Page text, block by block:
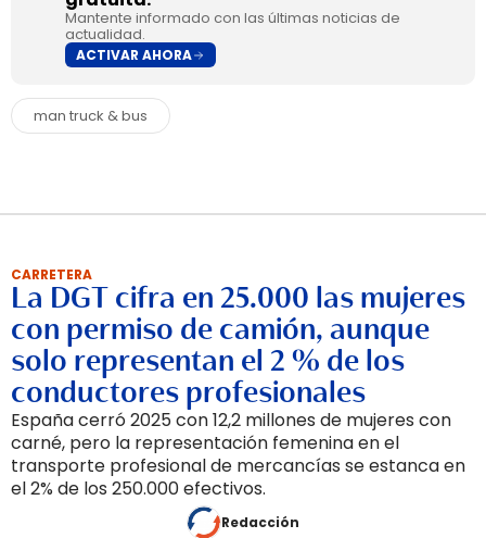
Mantente informado con las últimas noticias de
actualidad.
ACTIVAR AHORA
man truck & bus
CARRETERA
La DGT cifra en 25.000 las mujeres
con permiso de camión, aunque
solo representan el 2 % de los
conductores profesionales
España cerró 2025 con 12,2 millones de mujeres con
carné, pero la representación femenina en el
transporte profesional de mercancías se estanca en
el 2% de los 250.000 efectivos.
Redacción